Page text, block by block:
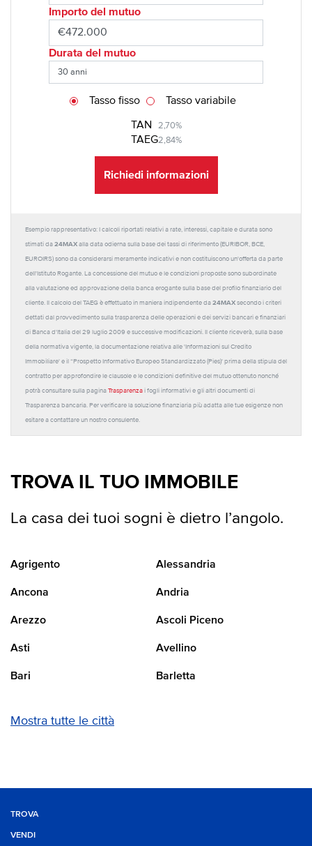
Importo del mutuo
Durata del mutuo
TAN 2,70%
TAEG2,84%
Tasso fisso Tasso variabile
Richiedi informazioni
Esempio rappresentativo: I calcoli riportati relativi a rate, interessi, capitale e durata sono
stimati da 24MAX alla data odierna sulla base dei tassi di riferimento (EURIBOR, BCE,
EUROIRS) sono da considerarsi meramente indicativi e non costituiscono un'offerta da parte
dell'Istituto Rogante. La concessione del mutuo e le condizioni proposte sono subordinate
alla valutazione ed approvazione della banca erogante sulla base del profilo finanziario del
cliente. Il calcolo del TAEG è effettuato in maniera indipendente da 24MAX secondo i criteri
dettati dal provvedimento sulla trasparenza delle operazioni e dei servizi bancari e finanziari
di Banca d'Italia del 29 luglio 2009 e successive modificazioni. Il cliente riceverà, sulla base
della normativa vigente, la documentazione relativa alle 'Informazioni sul Credito
Immobiliare' e il “Prospetto Informativo Europeo Standardizzato (Pies)' prima della stipula del
contratto per approfondire le clausole e le condizioni definitive del mutuo ottenuto nonché
potrà consultare sulla pagina Trasparenza i fogli informativi e gli altri documenti di
Trasparenza bancaria. Per verificare la soluzione finanziaria più adatta alle tue esigenze non
esitare a contattare un nostro consulente.
TROVA IL TUO IMMOBILE
La casa dei tuoi sogni è dietro l’angolo.
Agrigento Alessandria
Ancona Andria
Arezzo Ascoli Piceno
Asti Avellino
Bari Barletta
Mostra tutte le città
TROVA
VENDI